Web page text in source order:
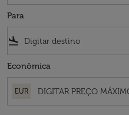
Para
flight_land
Econômica
EUR